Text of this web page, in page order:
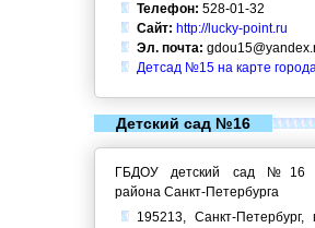
Телефон: 528-01-32
Сайт: http://lucky-point.ru
Эл. почта:
Детсад №15 на карте
Детский сад №16
ГБДОУ детский сад №16
района Санкт-Петербурга
195213, Санкт-